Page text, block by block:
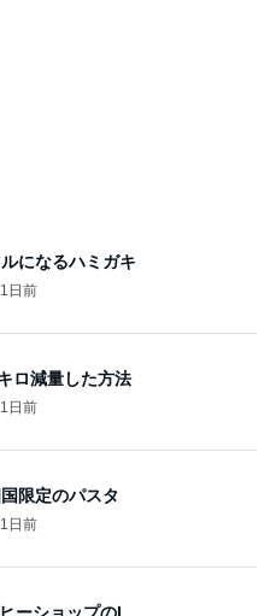
になるハミガキ
1日前
ロ減量した方法
1日前
限定のパスタ
1日前
ーショップのL